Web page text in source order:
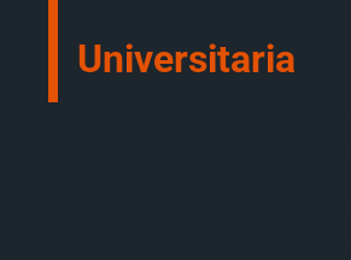
Universitaria